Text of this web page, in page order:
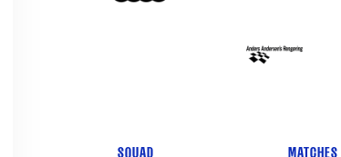
SQUAD MATCHES